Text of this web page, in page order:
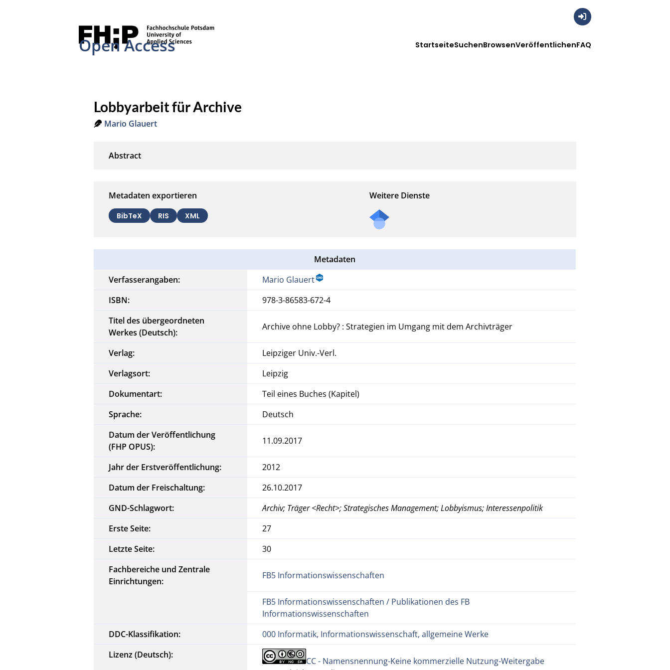
Open Access StartseiteSuchenBrowsenVeröffentlichenFAQ
Lobbyarbeit für Archive
Mario Glauert
Metadaten exportieren
BibTeX RIS XML
Weitere Dienste
Metadaten
Verfasserangaben:
Mario Glauert
ISBN:
978-3-86583-672-4
Titel des übergeordneten
Werkes (Deutsch):
Archive ohne Lobby? : Strategien im Umgang mit dem Archivträger
Verlag:
Leipziger Univ.-Verl.
Verlagsort:
Leipzig
Dokumentart:
Teil eines Buches (Kapitel)
Sprache:
Deutsch
Datum der Veröffentlichung
(FHP OPUS):
11.09.2017
Jahr der Erstveröffentlichung:
2012
Datum der Freischaltung:
26.10.2017
GND-Schlagwort:
Archiv; Träger <Recht>; Strategisches Management; Lobbyismus; Interessenpolitik
Erste Seite:
27
Letzte Seite:
30
Fachbereiche und Zentrale
Einrichtungen:
FB5 Informationswissenschaften
FB5 Informationswissenschaften / Publikationen des FB
Informationswissenschaften
DDC-Klassifikation:
000 Informatik, Informationswissenschaft, allgemeine Werke
Lizenz (Deutsch):
CC - Namensnennung-Keine kommerzielle Nutzung-Weitergabe